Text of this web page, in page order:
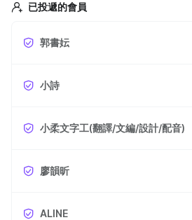
已投遞的會員
郭書妘
小詩
小柔文字工(翻譯/文編/設計/配音)
廖韻昕
ALINE